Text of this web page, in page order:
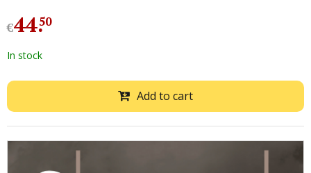
€44.
50
In stock
Add to cart